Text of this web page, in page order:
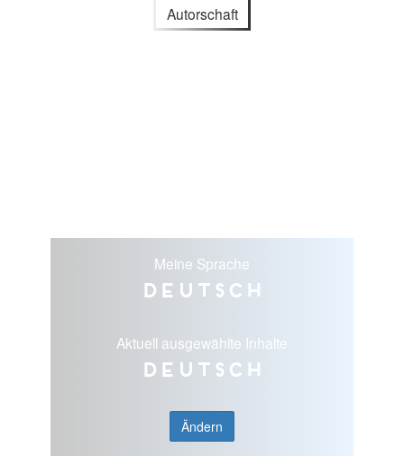
Autorschaft
Meine Sprache
Deutsch
Aktuell ausgewählte Inhalte
Deutsch
Ändern